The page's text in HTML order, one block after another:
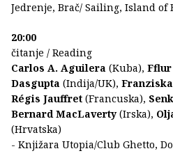
Jedrenje, Brač/ Sailing, Island of
20:00
čitanje / Reading
Carlos A. Aguilera (Kuba),
Dasgupta (Indija/UK),
Régis Jauffret (Francuska),
Bernard MacLaverty(Irska),
(Hrvatska)
- Knjižara Utopia/Club Ghetto,